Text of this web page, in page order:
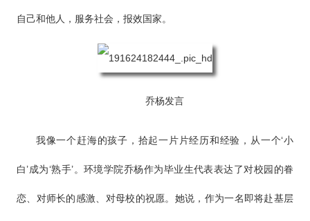
自己和他人，服务社会，报效国家。
乔杨发言
我像一个赶海的孩子，拾起一片片经历和经验，从一个‘小
白’成为‘熟手’。环境学院乔杨作为毕业生代表表达了对校园的眷
恋、对师长的感激、对母校的祝愿。她说，作为一名即将赴基层